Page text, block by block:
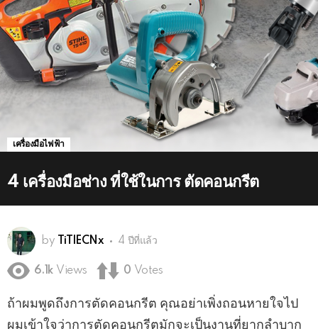
เครื่องมือไฟฟ้า
4 เครื่องมือช่าง ที่ใช้ในการ ตัดคอนกรีต
by TiTlECNx 4 ปีที่แล้ว
6.1k Views 0 Votes
ถ้าผมพูดถึงการตัดคอนกรีต คุณอย่าเพิ่งถอนหายใจไป
ผมเข้าใจว่าการตัดคอนกรีตมักจะเป็นงานที่ยากลำบาก